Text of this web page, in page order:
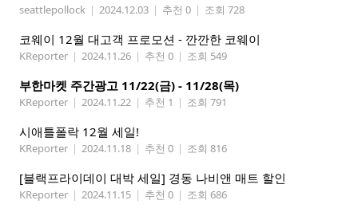
seattlepollock | 2024.12.03 | 추천 0 | 조회 728
코웨이 12월 대고객 프로모션 - 깐깐한 코웨이
KReporter | 2024.11.26 | 추천 0 | 조회 549
부한마켓 주간광고 11/22(금) - 11/28(목)
KReporter | 2024.11.22 | 추천 1 | 조회 791
시애틀폴락 12월 세일!
KReporter | 2024.11.18 | 추천 0 | 조회 816
[블랙프라이데이 대박 세일] 경동 나비앤 매트 할인
KReporter | 2024.11.15 | 추천 0 | 조회 686